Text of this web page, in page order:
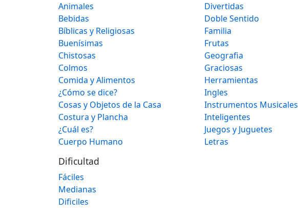
Animales
Bebidas
Bíblicas y Religiosas
Buenísimas
Chistosas
Colmos
Comida y Alimentos
¿Cómo se dice?
Cosas y Objetos de la Casa
Costura y Plancha
¿Cuál es?
Cuerpo Humano
Divertidas
Doble Sentido
Familia
Frutas
Geografia
Graciosas
Herramientas
Ingles
Instrumentos Musicales
Inteligentes
Juegos y Juguetes
Letras
Dificultad
Fáciles
Medianas
Dificiles